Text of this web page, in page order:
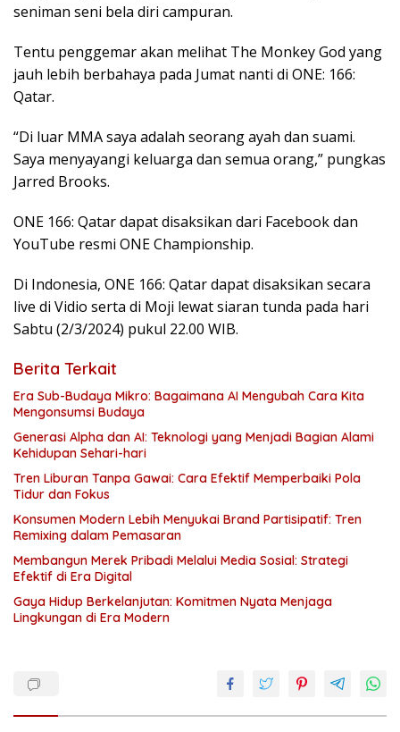
seniman seni bela diri campuran.
Tentu penggemar akan melihat The Monkey God yang
jauh lebih berbahaya pada Jumat nanti di ONE: 166:
Qatar.
“Di luar MMA saya adalah seorang ayah dan suami.
Saya menyayangi keluarga dan semua orang,” pungkas
Jarred Brooks.
ONE 166: Qatar dapat disaksikan dari Facebook dan
YouTube resmi ONE Championship.
Di Indonesia, ONE 166: Qatar dapat disaksikan secara
live di Vidio serta di Moji lewat siaran tunda pada hari
Sabtu (2/3/2024) pukul 22.00 WIB.
Berita Terkait
Era Sub-Budaya Mikro: Bagaimana AI Mengubah Cara Kita
Mengonsumsi Budaya
Generasi Alpha dan AI: Teknologi yang Menjadi Bagian Alami
Kehidupan Sehari-hari
Tren Liburan Tanpa Gawai: Cara Efektif Memperbaiki Pola
Tidur dan Fokus
Konsumen Modern Lebih Menyukai Brand Partisipatif: Tren
Remixing dalam Pemasaran
Membangun Merek Pribadi Melalui Media Sosial: Strategi
Efektif di Era Digital
Gaya Hidup Berkelanjutan: Komitmen Nyata Menjaga
Lingkungan di Era Modern